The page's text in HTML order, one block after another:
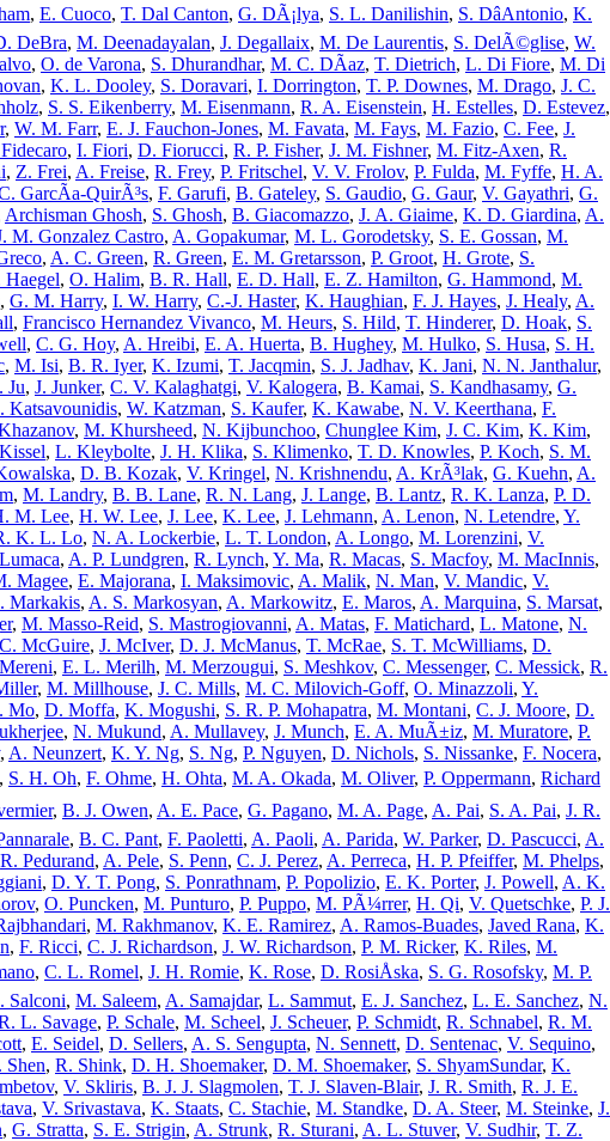
, E. Cuoco, T. Dal Canton, G. DÃ¡lya, S. L. Danilishin, S. DâAntonio, K.
DeBra, M. Deenadayalan, J. Degallaix, M. De Laurentis, S. DelÃ©glise, W.
, O. de Varona, S. Dhurandhar, M. C. DÃ­az, T. Dietrich, L. Di Fiore, M. Di
, K. L. Dooley, S. Doravari, I. Dorrington, T. P. Downes, M. Drago, J. C.
, S. S. Eikenberry, M. Eisenmann, R. A. Eisenstein, H. Estelles, D. Estevez,
, W. M. Farr, E. J. Fauchon-Jones, M. Favata, M. Fays, M. Fazio, C. Fee, J.
, I. Fiori, D. Fiorucci, R. P. Fisher, J. M. Fishner, M. Fitz-Axen, R.
, Z. Frei, A. Freise, R. Frey, P. Fritschel, V. V. Frolov, P. Fulda, M. Fyffe, H. A.
GarcÃ­a-QuirÃ³s, F. Garufi, B. Gateley, S. Gaudio, G. Gaur, V. Gayathri, G.
Archisman Ghosh, S. Ghosh, B. Giacomazzo, J. A. Giaime, K. D. Giardina, A.
M. Gonzalez Castro, A. Gopakumar, M. L. Gorodetsky, S. E. Gossan, M.
, A. C. Green, R. Green, E. M. Gretarsson, P. Groot, H. Grote, S.
Haegel, O. Halim, B. R. Hall, E. D. Hall, E. Z. Hamilton, G. Hammond, M.
, G. M. Harry, I. W. Harry, C.-J. Haster, K. Haughian, F. J. Hayes, J. Healy, A.
, Francisco Hernandez Vivanco, M. Heurs, S. Hild, T. Hinderer, D. Hoak, S.
, C. G. Hoy, A. Hreibi, E. A. Huerta, B. Hughey, M. Hulko, S. Husa, S. H.
, M. Isi, B. R. Iyer, K. Izumi, T. Jacqmin, S. J. Jadhav, K. Jani, N. N. Janthalur,
Ju, J. Junker, C. V. Kalaghatgi, V. Kalogera, B. Kamai, S. Kandhasamy, G.
Katsavounidis, W. Katzman, S. Kaufer, K. Kawabe, N. V. Keerthana, F.
, M. Khursheed, N. Kijbunchoo, Chunglee Kim, J. C. Kim, K. Kim,
, L. Kleybolte, J. H. Klika, S. Klimenko, T. D. Knowles, P. Koch, S. M.
, D. B. Kozak, V. Kringel, N. Krishnendu, A. KrÃ³lak, G. Kuehn, A.
, M. Landry, B. B. Lane, R. N. Lang, J. Lange, B. Lantz, R. K. Lanza, P. D.
M. Lee, H. W. Lee, J. Lee, K. Lee, J. Lehmann, A. Lenon, N. Letendre, Y.
K. L. Lo, N. A. Lockerbie, L. T. London, A. Longo, M. Lorenzini, V.
, A. P. Lundgren, R. Lynch, Y. Ma, R. Macas, S. Macfoy, M. MacInnis,
Magee, E. Majorana, I. Maksimovic, A. Malik, N. Man, V. Mandic, V.
Markakis, A. S. Markosyan, A. Markowitz, E. Maros, A. Marquina, S. Marsat,
, M. Masso-Reid, S. Mastrogiovanni, A. Matas, F. Matichard, L. Matone, N.
McGuire, J. McIver, D. J. McManus, T. McRae, S. T. McWilliams, D.
, E. L. Merilh, M. Merzougui, S. Meshkov, C. Messenger, C. Messick, R.
, M. Millhouse, J. C. Mills, M. C. Milovich-Goff, O. Minazzoli, Y.
Mo, D. Moffa, K. Mogushi, S. R. P. Mohapatra, M. Montani, C. J. Moore, D.
, N. Mukund, A. Mullavey, J. Munch, E. A. MuÃ±iz, M. Muratore, P.
, A. Neunzert, K. Y. Ng, S. Ng, P. Nguyen, D. Nichols, S. Nissanke, F. Nocera,
, S. H. Oh, F. Ohme, H. Ohta, M. A. Okada, M. Oliver, P. Oppermann, Richard
, B. J. Owen, A. E. Pace, G. Pagano, M. A. Page, A. Pai, S. A. Pai, J. R.
, B. C. Pant, F. Paoletti, A. Paoli, A. Parida, W. Parker, D. Pascucci, A.
R. Pedurand, A. Pele, S. Penn, C. J. Perez, A. Perreca, H. P. Pfeiffer, M. Phelps,
, D. Y. T. Pong, S. Ponrathnam, P. Popolizio, E. K. Porter, J. Powell, A. K.
, O. Puncken, M. Punturo, P. Puppo, M. PÃ¼rrer, H. Qi, V. Quetschke, P. J.
, M. Rakhmanov, K. E. Ramirez, A. Ramos-Buades, Javed Rana, K.
, F. Ricci, C. J. Richardson, J. W. Richardson, P. M. Ricker, K. Riles, M.
, C. L. Romel, J. H. Romie, K. Rose, D. RosiÅska, S. G. Rosofsky, M. P.
Salconi, M. Saleem, A. Samajdar, L. Sammut, E. J. Sanchez, L. E. Sanchez, N.
L. Savage, P. Schale, M. Scheel, J. Scheuer, P. Schmidt, R. Schnabel, R. M.
, E. Seidel, D. Sellers, A. S. Sengupta, N. Sennett, D. Sentenac, V. Sequino,
Shen, R. Shink, D. H. Shoemaker, D. M. Shoemaker, S. ShyamSundar, K.
, V. Skliris, B. J. J. Slagmolen, T. J. Slaven-Blair, J. R. Smith, R. J. E.
, V. Srivastava, K. Staats, C. Stachie, M. Standke, D. A. Steer, M. Steinke, J.
, G. Stratta, S. E. Strigin, A. Strunk, R. Sturani, A. L. Stuver, V. Sudhir, T. Z.